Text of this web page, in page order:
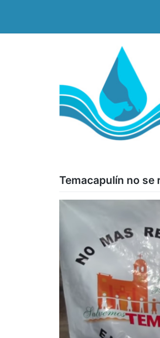
Temacapulín no se